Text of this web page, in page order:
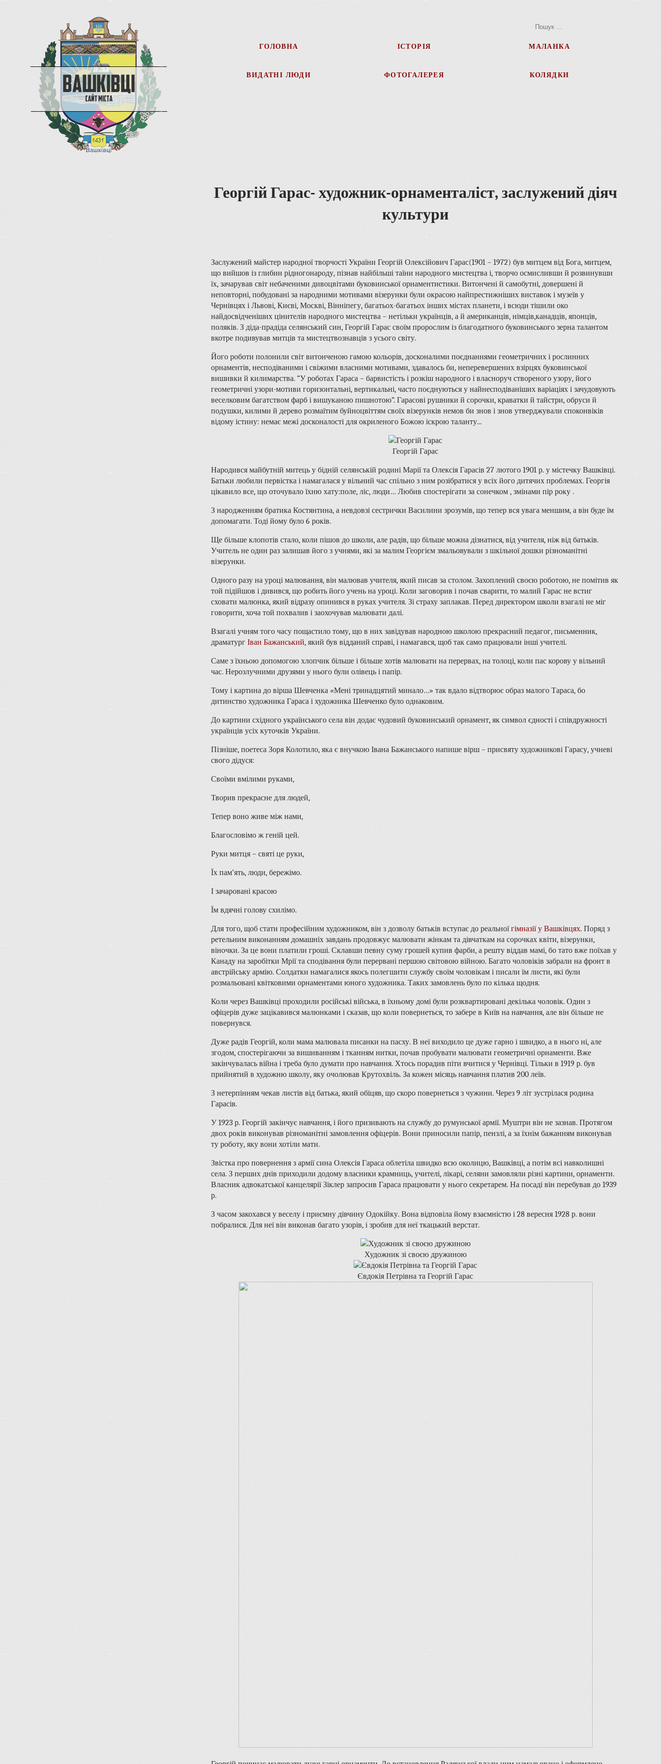
ГОЛОВНА ІСТОРІЯ МАЛАНКА
ВИДАТНІ ЛЮДИ ФОТОГАЛЕРЕЯ КОЛЯДКИ
Георгій Гарас- художник-орнаменталіст, заслужений діяч
культури
Заслужений майстер народної творчості України Георгій Олексійович Гарас(1901 – 1972) був митцем від Бога, митцем,
що вийшов із глибин рідногонароду, пізнав найбільші таїни народного мистецтва і, творчо осмисливши й розвинувши
їх, зачарував світ небаченими дивоцвітами буковинської орнаментиcтики. Витончені й самобутні, довершені й
неповторні, побудовані за народними мотивами візерунки були окрасою найпрестижніших виставок і музеїв у
Чернівцях і Львові, Києві, Москві, Вінніпегу, багатьох-багатьох інших містах планети, і всюди тішили око
найдосвідченіших цінителів народного мистецтва – нетільки українців, а й американців, німців,канадців, японців,
поляків. З діда-прадіда селянський син, Георгій Гарас своїм пророслим із благодатного буковинського зерна талантом
вкотре подивував митців та мистецтвознавців з усього світу.
Його роботи полонили світ витонченою гамою кольорів, досконалими поєднаннями геометричних і рослинних
орнаментів, несподіваними і свіжими власними мотивами, здавалось би, неперевершених взірцях буковинської
вишивки й килимарства. “У роботах Гараса – барвистість і розкіш народного і власноруч створеного узору, його
геометричні узори-мотиви горизонтальні, вертикальні, часто поєднуються у найнесподіваніших варіаціях і зачудовують
веселковим багатством фарб і вишуканою пишнотою”. Гарасові рушники й сорочки, краватки й тайстри, обруси й
подушки, килими й дерево розмаїтим буйноцвіттям своїх візерунків немов би знов і знов утверджували споконвіків
відому істину: немає межі досконалості для окриленого Божою іскрою таланту...
Георгій Гарас
Народився майбутній митець у бідній селянській родині Марії та Олексія Гарасів 27 лютого 1901 р. у містечку Вашківці.
Батьки любили первістка і намагалася у вільний час спільно з ним розібратися у всіх його дитячих проблемах. Георгія
цікавило все, що оточувало їхню хату:поле, ліс, люди… Любив спостерігати за сонечком , змінами пір року .
З народженням братика Костянтина, а невдовзі сестрички Василини зрозумів, що тепер вся увага меншим, а він буде їм
допомагати. Тоді йому було 6 років.
Ще більше клопотів стало, коли пішов до школи, але радів, що більше можна дізнатися, від учителя, ніж від батьків.
Учитель не один раз залишав його з учнями, які за малим Георгієм змальовували з шкільної дошки різноманітні
візерунки.
Одного разу на уроці малювання, він малював учителя, який писав за столом. Захоплений своєю роботою, не помітив як
той підійшов і дивився, що робить його учень на уроці. Коли заговорив і почав сварити, то малий Гарас не встиг
сховати малюнка, який відразу опинився в руках учителя. Зі страху заплакав. Перед директором школи взагалі не міг
говорити, хоча той похвалив і заохочував малювати далі.
Взагалі учням того часу пощастило тому, що в них завідував народною школою прекрасний педагог, письменник,
драматургІван Бажанський, який був відданий справі, і намагався, щоб так само працювали інші учителі.
Саме з їхньою допомогою хлопчик більше і більше хотів малювати на перервах, на толоці, коли пас корову у вільний
час. Нерозлучними друзями у нього були олівець і папір.
Тому і картина до вірша Шевченка «Мені тринадцятий минало…» так вдало відтворює образ малого Тараса, бо
дитинство художника Гараса і художника Шевченко було однаковим.
До картини східного українського села він додає чудовий буковинський орнамент, як символ єдності і співдружності
українців усіх куточків України.
Пізніше, поетеса Зоря Колотило, яка є внучкою Івана Бажанського напише вірш – присвяту художникові Гарасу, учневі
свого дідуся:
Своїми вмілими руками,
Творив прекрасне для людей,
Тепер воно живе між нами,
Благословімо ж геній цей.
Руки митця – святі це руки,
Їх пам’ять, люди, бережімо.
І зачаровані красою
Їм вдячні голову схилімо.
Для того, щоб стати професійним художником, він з дозволу батьків вступає до реальноїгімназії у Вашківцях. Поряд з
ретельним виконанням домашніх завдань продовжує малювати жінкам та дівчаткам на сорочках квіти, візерунки,
віночки. За це вони платили гроші. Склавши певну суму грошей купив фарби, а решту віддав мамі, бо тато вже поїхав у
Канаду на заробітки Мрії та сподівання були перервані першою світовою війною. Багато чоловіків забрали на фронт в
австрійську армію. Солдатки намагалися якось полегшити службу своїм чоловікам і писали їм листи, які були
розмальовані квітковими орнаментами юного художника. Таких замовлень було по кілька щодня.
Коли через Вашківці проходили російські війська, в їхньому домі були розквартировані декілька чоловік. Один з
офіцерів дуже зацікавився малюнками і сказав, що коли повернеться, то забере в Київ на навчання, але він більше не
повернувся.
Дуже радів Георгій, коли мама малювала писанки на пасху. В неї виходило це дуже гарно і швидко, а в нього ні, але
згодом, спостерігаючи за вишиванням і тканням нитки, почав пробувати малювати геометричні орнаменти. Вже
закінчувалась війна і треба було думати про навчання. Хтось порадив піти вчитися у Чернівці. Тільки в 1919 р. був
прийнятий в художню школу, яку очолював Крутохвіль. За кожен місяць навчання платив 200 леїв.
З нетерпінням чекав листів від батька, який обіцяв, що скоро повернеться з чужини. Через 9 літ зустрілася родина
Гарасів.
У 1923 р. Георгій закінчує навчання, і його призивають на службу до румунської армії. Муштри він не зазнав. Протягом
двох років виконував різноманітні замовлення офіцерів. Вони приносили папір, пензлі, а за їхнім бажанням виконував
ту роботу, яку вони хотіли мати.
Звістка про повернення з армії сина Олексія Гараса облетіла швидко всю околицю, Вашківці, а потім всі навколишні
села. З перших днів приходили додому власники крамниць, учителі, лікарі, селяни замовляли різні картини, орнаменти.
Власник адвокатської канцелярії Зіклер запросив Гараса працювати у нього секретарем. На посаді він перебував до 1939
р.
З часом закохався у веселу і приємну дівчину Одокійку. Вона відповіла йому взаємністю і 28 вересня 1928 р. вони
побралися. Для неї він виконав багато узорів, і зробив для неї ткацький верстат.
Художник зі своєю дружиною
Євдокія Петрівна та Георгій Гарас